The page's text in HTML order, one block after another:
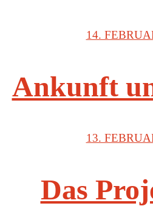
14.
Ankunft
13.
Das